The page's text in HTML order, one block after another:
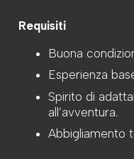
Requisiti
Buona
Esperienza
Spirito di
all’avventura.
Abbigliamento